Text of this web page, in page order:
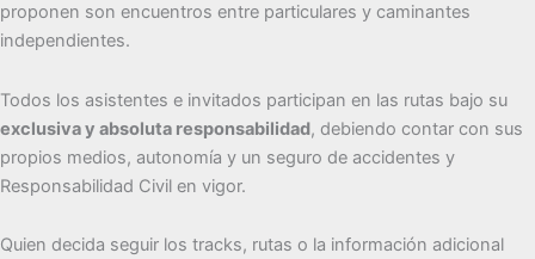
proponen son encuentros entre particulares y caminantes
independientes.
Todos los asistentes e invitados participan en las rutas bajo su
exclusiva y absoluta responsabilidad, debiendo contar con sus
propios medios, autonomía y un seguro de accidentes y
Responsabilidad Civil en vigor.
Quien decida seguir los tracks, rutas o la información adicional